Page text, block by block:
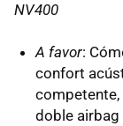
NV400
A favor:
confort
competente,
doble airbag